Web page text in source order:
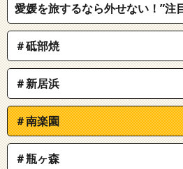
愛媛を旅するなら外せない！”注
＃砥部焼
＃新居浜
＃南楽園
＃瓶ヶ森